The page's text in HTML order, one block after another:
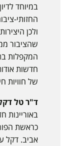
במיוחד
החזותי-
ולכן
שהציבור
המקפלות
חדשות
של חוויות
ד"ר טל
באוריינות
כראשת
אביב. דקל